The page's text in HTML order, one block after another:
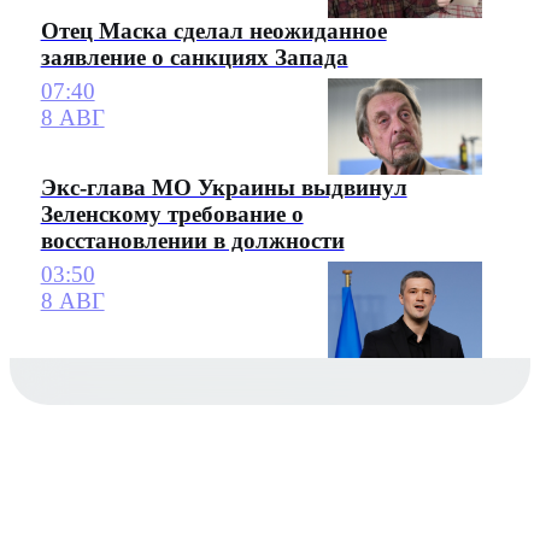
Отец Маска сделал неожиданное
заявление о санкциях Запада
07:40
8 АВГ
Экс-глава МО Украины выдвинул
Зеленскому требование о
восстановлении в должности
03:50
8 АВГ